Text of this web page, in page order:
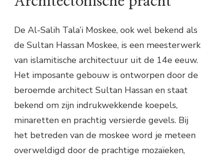
De Al-Salih Tala’i Moskee, ook wel bekend als
de Sultan Hassan Moskee, is een meesterwerk
van islamitische architectuur uit de 14e eeuw.
Het imposante gebouw is ontworpen door de
beroemde architect Sultan Hassan en staat
bekend om zijn indrukwekkende koepels,
minaretten en prachtig versierde gevels. Bij
het betreden van de moskee word je meteen
overweldigd door de prachtige mozaïeken,